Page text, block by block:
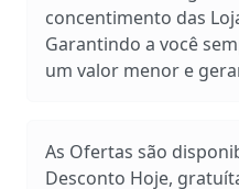
concentimento das
Garantindo a você
um valor menor e
As Ofertas são
Desconto Hoje,